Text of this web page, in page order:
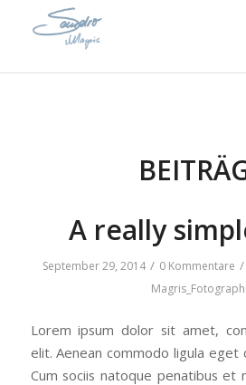
A really
September 29, 2014 / 0 Kommentare /
Lorem ipsum dolor sit amet,
elit. Aenean commodo ligula eget
Cum sociis natoque penatibus et